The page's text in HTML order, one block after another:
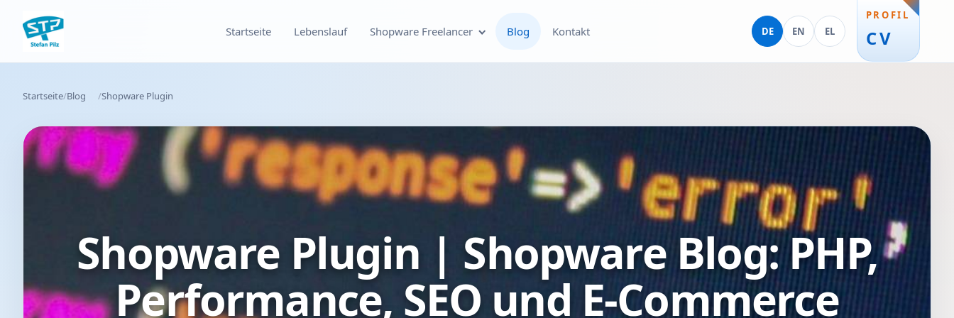
Startseite Lebenslauf Shopware Freelancer
Shopware Theme-
Entwicklung & Theme-
Anpassungen
Shopware SEO und
technische On-Page-
Optimierung
Blog Kontakt DE
Deutsch
EN
English
EL
Ελληνικά
PROFIL
CV
Startseite Blog Shopware Plugin
Shopware Plugin | Shopware Blog: PHP,
Performance, SEO und E-Commerce